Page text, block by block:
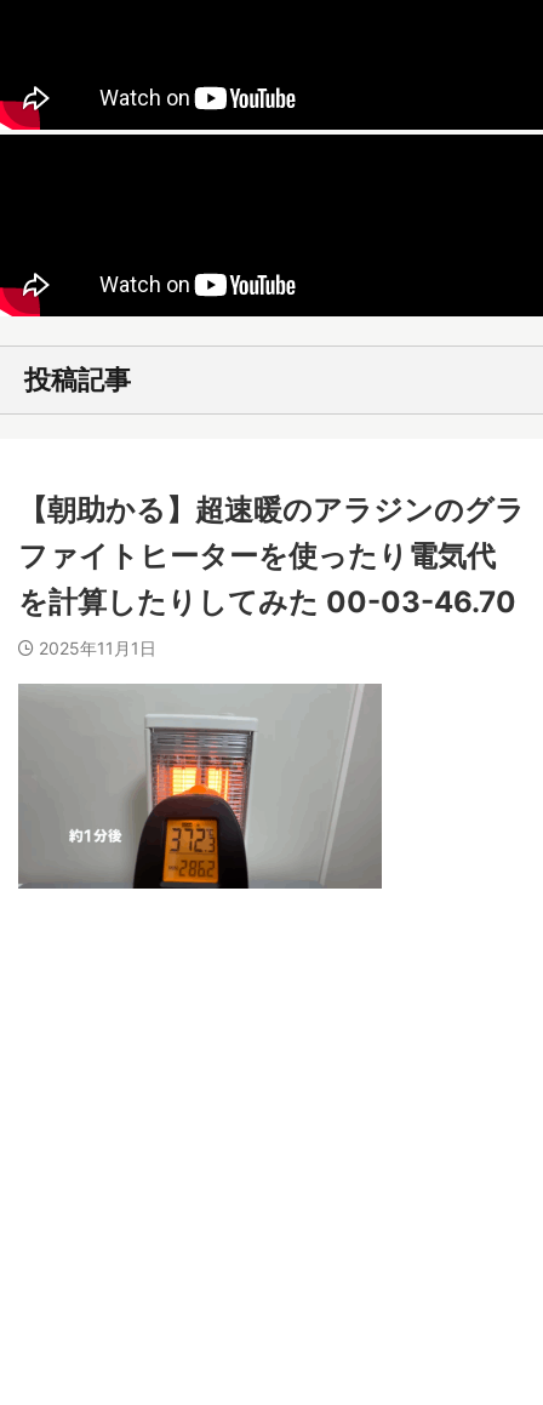
投稿記事
【朝助かる】超速暖のアラジンのグラ
ファイトヒーターを使ったり電気代
を計算したりしてみた 00-03-46.70
2025年11月1日